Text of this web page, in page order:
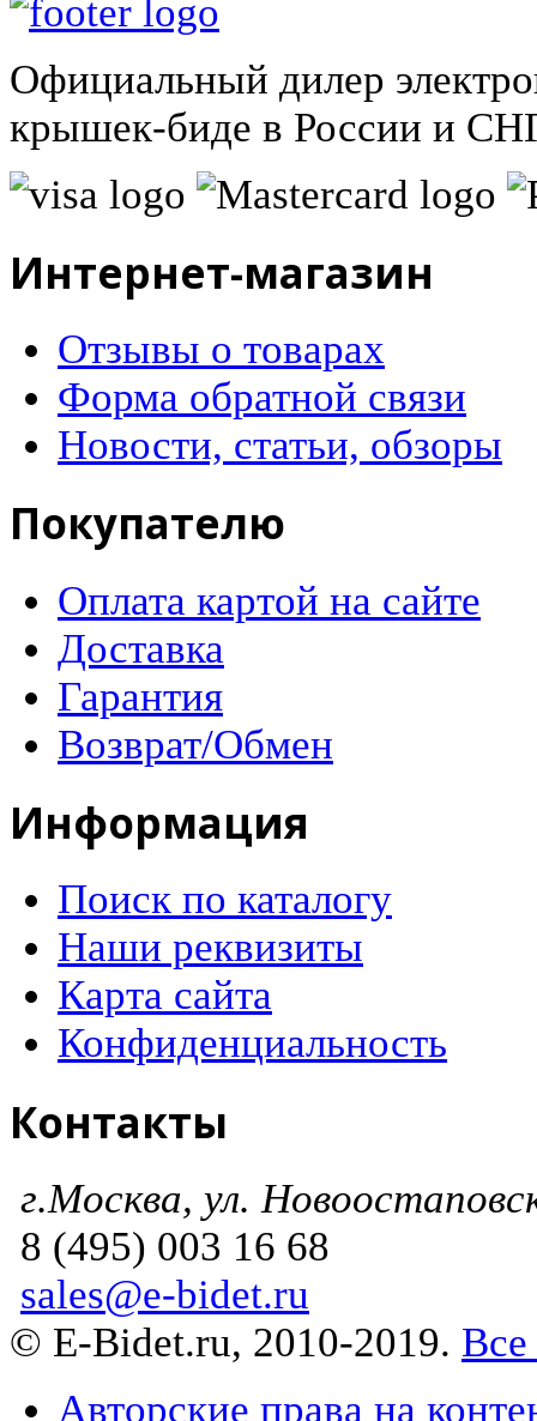
Официальный дилер
крышек-биде в России и
Интернет-магазин
Отзывы о товарах
Форма обратной связи
Новости, статьи, обзоры
Покупателю
Оплата картой на сайте
Доставка
Гарантия
Возврат/Обмен
Информация
Поиск по каталогу
Наши реквизиты
Карта сайта
Конфиденциальность
Контакты
г.Москва, ул.
8 (495) 003 16 68
sales@e-bidet.ru
© E-Bidet.ru, 2010-2019.
Авторские права на